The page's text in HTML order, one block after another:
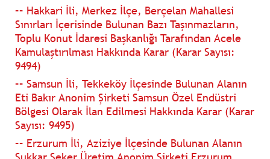
–– Hakkari İli, Merkez İlçe, Berçelan Mahallesi
Sınırları İçerisinde Bulunan Bazı Taşınmazların,
Toplu Konut İdaresi Başkanlığı Tarafından Acele
Kamulaştırılması Hakkında Karar (Karar Sayısı:
9494)
–– Samsun İli, Tekkeköy İlçesinde Bulunan Alanın
Eti Bakır Anonim Şirketi Samsun Özel Endüstri
Bölgesi Olarak İlan Edilmesi Hakkında Karar (Karar
Sayısı: 9495)
–– Erzurum İli, Aziziye İlçesinde Bulunan Alanın